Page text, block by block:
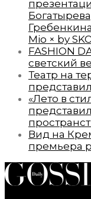
Mio × by
FASHION
светский
Театр на
«Лето в
Вид на
премьера